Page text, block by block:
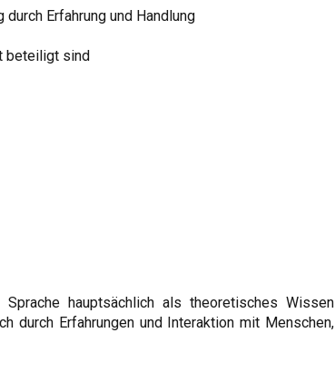
Erfahrung und Handlung
beteiligt sind
hauptsächlich als theoretisches Wissen
durch Erfahrungen und Interaktion mit Menschen,